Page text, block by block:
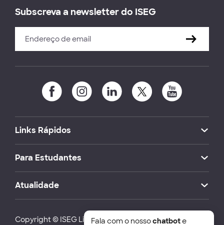
Subscreva a newsletter do ISEG
Links Rápidos
Para Estudantes
Atualidade
Copyright © ISEG Lisbon School of Economics and
Fala com o nossochatbote